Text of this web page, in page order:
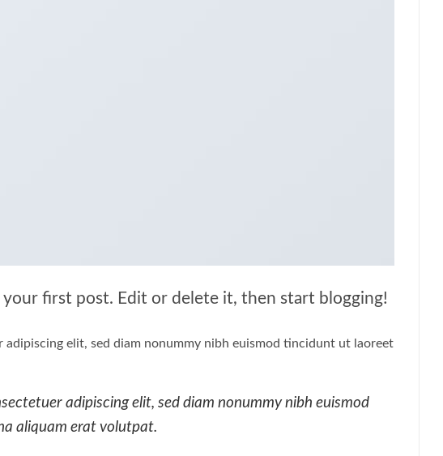
your first post. Edit or delete it, then start blogging!
adipiscing elit, sed diam nonummy nibh euismod tincidunt ut laoreet
adipiscing elit, sed diam nonummy nibh euismod
aliquam erat volutpat.